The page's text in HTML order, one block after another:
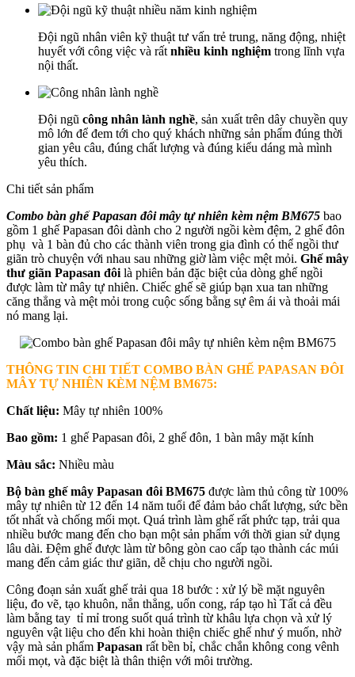
Đội ngũ nhân viên kỹ thuật tư vấn trẻ trung, năng động, nhiệt
huyết với công việc và rất nhiều kinh nghiệm trong lĩnh vựa
nội thất.
Đội ngũ công nhân lành nghề, sản xuất trên dây chuyền quy
mô lớn để đem tới cho quý khách những sản phẩm đúng thời
gian yêu câu, đúng chất lượng và đúng kiểu dáng mà mình
yêu thích.
Chi tiết sản phẩm
Combo bàn ghế Papasan đôi mây tự nhiên kèm nệm BM675 bao
gồm 1 ghế Papasan đôi dành cho 2 người ngồi kèm đệm, 2 ghế đôn
phụ và 1 bàn đủ cho các thành viên trong gia đình có thể ngồi thư
giãn trò chuyện với nhau sau những giờ làm việc mệt mỏi. Ghế mây
thư giãn Papasan đôi là phiên bản đặc biệt của dòng ghế ngồi
được làm từ mây tự nhiên. Chiếc ghế sẽ giúp bạn xua tan những
căng thẳng và mệt mỏi trong cuộc sống bằng sự êm ái và thoải mái
nó mang lại.
THÔNG TIN CHI TIẾT COMBO BÀN GHẾ PAPASAN ĐÔI
MÂY TỰ NHIÊN KÈM NỆM BM675:
Chất liệu: Mây tự nhiên 100%
Bao gồm: 1 ghế Papasan đôi, 2 ghế đôn, 1 bàn mây mặt kính
Màu sắc: Nhiều màu
Bộ bàn ghế mây Papasan đôi BM675 được làm thủ công từ 100%
mây tự nhiên từ 12 đến 14 năm tuổi để đảm bảo chất lượng, sức bền
tốt nhất và chống mối mọt. Quá trình làm ghế rất phức tạp, trải qua
nhiều bước mang đến cho bạn một sản phẩm với thời gian sử dụng
lâu dài. Đệm ghế được làm từ bông gòn cao cấp tạo thành các múi
mang đến cảm giác thư giãn, dễ chịu cho người ngồi.
Công đoạn sản xuất ghế trải qua 18 bước : xử lý bề mặt nguyên
liệu, đo vẽ, tạo khuôn, nắn thẳng, uốn cong, ráp tạo hì Tất cả đều
làm bằng tay tỉ mỉ trong suốt quá trình từ khâu lựa chọn và xử lý
nguyên vật liệu cho đến khi hoàn thiện chiếc ghế như ý muốn, nhờ
vậy mà sản phẩm Papasan rất bền bỉ, chắc chắn không cong vênh
mối mọt, và đặc biệt là thân thiện với môi trường.